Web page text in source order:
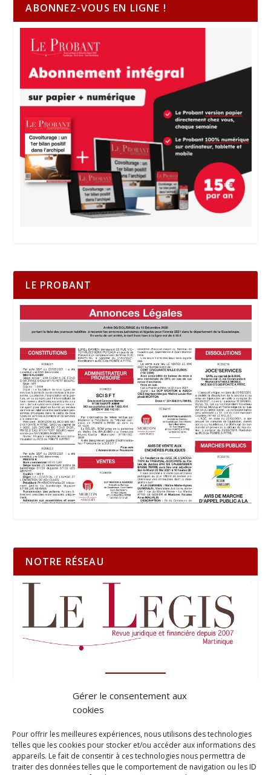
Gérer le consentement aux
cookies
Pour offrir les meilleures expériences, nous utilisons des technologies
telles que les cookies pour stocker et/ou accéder aux informations des
appareils. Le fait de consentir à ces technologies nous permettra de
traiter des données telles que le comportement de navigation ou les ID
ABONNEZ-VOUS EN LIGNE !
LE PROBANT
NOTRE RÉSEAU